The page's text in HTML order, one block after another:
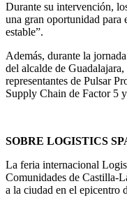
Durante su intervención,
una gran oportunidad para
estable”.
Además, durante la
del alcalde de
representantes de Pulsar
Supply Chain de Factor 5
SOBRE LOGISTICS
La feria internacional
Comunidades de Castilla-
a la ciudad en el epicentro